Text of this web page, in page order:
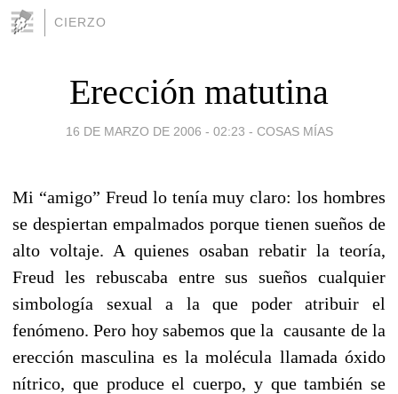
CIERZO
Erección matutina
16 DE MARZO DE 2006 - 02:23 - COSAS MÍAS
Mi “amigo” Freud lo tenía muy claro: los hombres
se despiertan empalmados porque tienen sueños de
alto voltaje. A quienes osaban rebatir la teoría,
Freud les rebuscaba entre sus sueños cualquier
simbología sexual a la que poder atribuir el
fenómeno. Pero hoy sabemos que la causante de la
erección masculina es la molécula llamada óxido
nítrico, que produce el cuerpo, y que también se